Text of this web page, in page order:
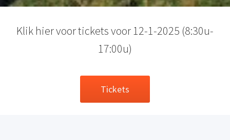
Klik hier voor tickets voor 12-1-2025 (8:30u-
17:00u)
Tickets